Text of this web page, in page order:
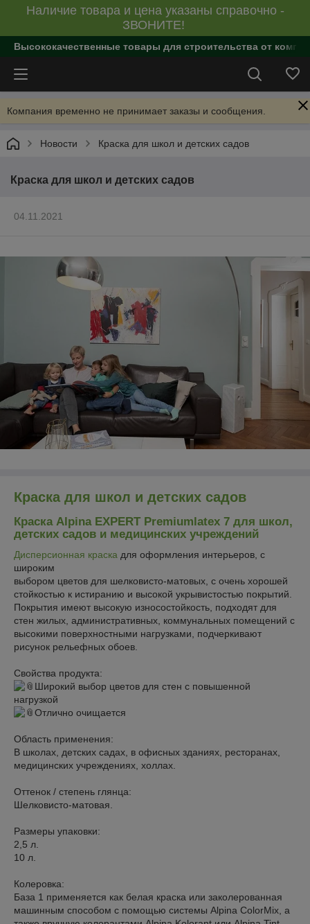
Наличие товара и цена указаны справочно -
ЗВОНИТЕ!
Высококачественные товары для строительства от
Компания временно не принимает заказы и сообщения.
Новости Краска для школ и детских садов
Краска для школ и детских садов
04.11.2021
Краска для школ и детских садов
Краска Alpina EXPERT Premiumlatex 7 для школ,
детских садов и медицинских учреждений
Дисперсионная краска для оформления интерьеров, с
широким
выбором цветов для шелковисто-матовых, с очень хорошей
стойкостью к истиранию и высокой укрывистостью покрытий.
Покрытия имеют высокую износостойкость, подходят для
стен жилых, административных, коммунальных помещений с
высокими поверхностными нагрузками, подчеркивают
рисунок рельефных обоев.
Свойства продукта:
Широкий выбор цветов для стен с повышенной
нагрузкой
Отлично очищается
Область применения:
В школах, детских садах, в офисных зданиях, ресторанах,
медицинских учреждениях, холлах.
Оттенок / степень глянца:
Шелковисто-матовая.
Размеры упаковки:
2,5 л.
10 л.
Колеровка:
База 1 применяется как белая краска или заколерованная
машинным способом с помощью системы Alpina ColorMix, а